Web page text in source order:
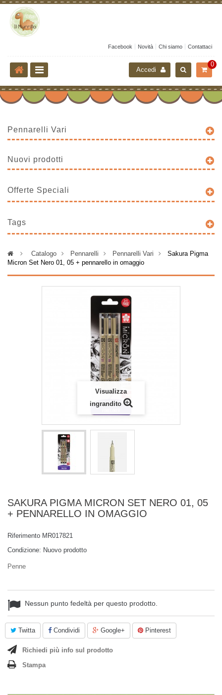
Facebook Novità Chi siamo Contattaci
0
Accedi
Pennarelli Vari
Nuovi prodotti
Offerte Speciali
Tags
> Catalogo > Pennarelli > Pennarelli Vari >
Sakura Pigma
Micron Set Nero 01, 05 + pennarello in omaggio
Visualizza
ingrandito
SAKURA PIGMA MICRON SET NERO 01, 05
+ PENNARELLO IN OMAGGIO
Riferimento MR017821
Condizione: Nuovo prodotto
Penne
Nessun punto fedeltà per questo prodotto.
Twitta Condividi Google+ Pinterest
Richiedi più info sul prodotto
Stampa